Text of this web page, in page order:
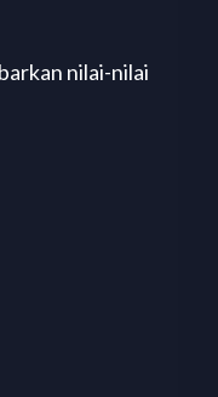
nilai-nilai